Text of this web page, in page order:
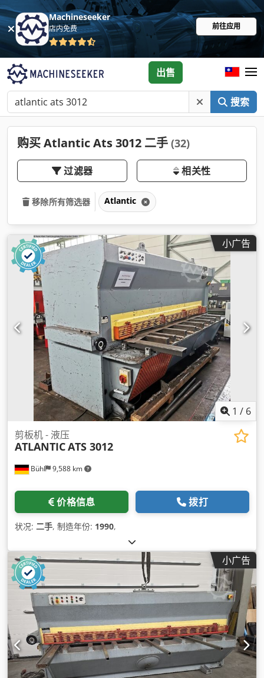
Machineseeker
店内免费 前往应用
搜索
出售
购买 Atlantic Ats 3012 二手 (32)
过滤器 相关性
移除所有筛选器 Atlantic
小广告
1 / 6
Bühl 9,588 km
剪板机 - 液压
ATLANTICATS 3012
价格信息 拨打
状况: 二手, 制造年份: 1990,
小广告